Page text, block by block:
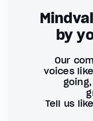
by
Our
voices
Tell us